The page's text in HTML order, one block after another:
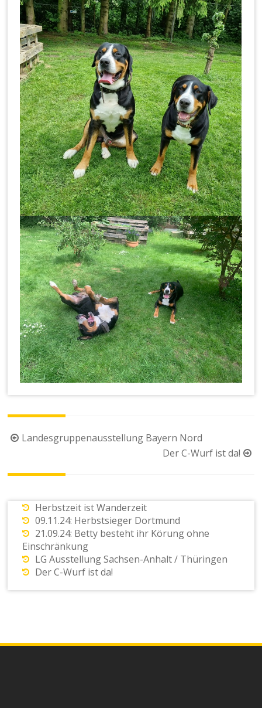
Beitragsnavigation
Landesgruppenausstellung Bayern Nord
Der C-Wurf ist da!
Herbstzeit ist Wanderzeit
09.11.24: Herbstsieger Dortmund
21.09.24: Betty besteht ihr Körung ohne
Einschränkung
LG Ausstellung Sachsen-Anhalt / Thüringen
Der C-Wurf ist da!